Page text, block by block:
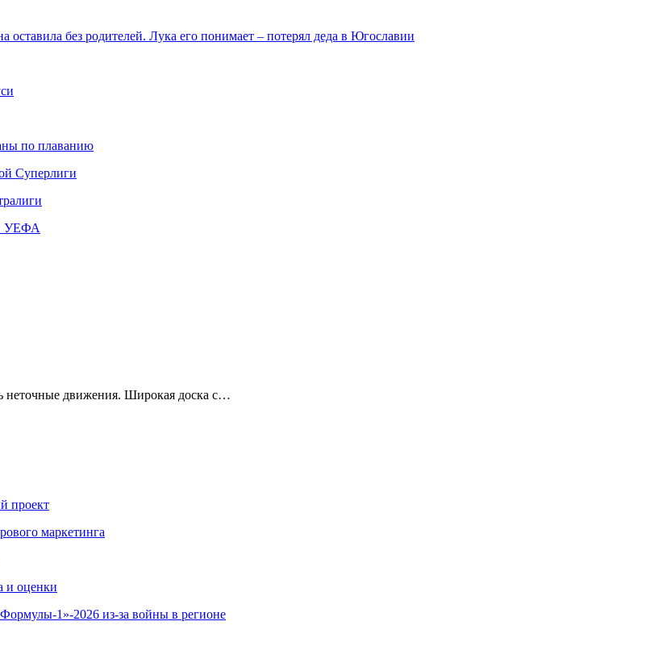
без родителей. Лука его понимает – потерял деда в Югославии
по плаванию
Суперлиги
УЕФА
неточные движения. Широкая доска с…
проект
маркетинга
и оценки
1»-2026 из-за войны в регионе